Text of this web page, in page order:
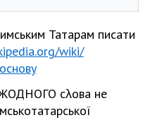
Татарам писати
wiki/
сλова не